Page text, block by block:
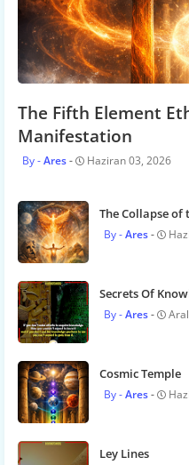
The Fifth Element
Manifestation
Ares Haziran 03, 2026
The Collapse of
Ares
Secrets Of
Ares
Cosmic Temple
Ares
Ley Lines